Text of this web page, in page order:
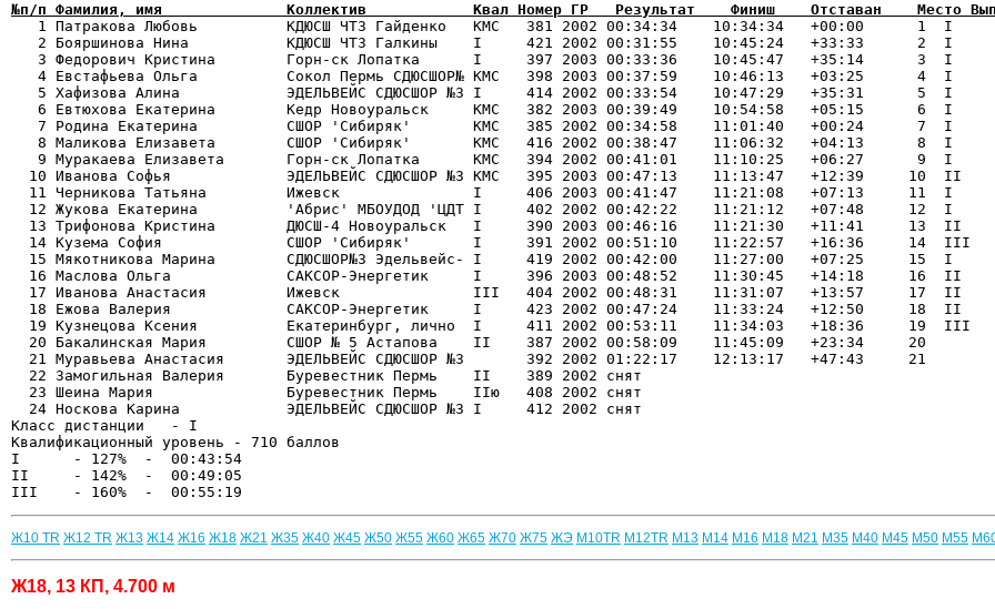
№п/п Фамилия, имя              Коллектив            Квал Номер ГР   Результат    Финиш    Отставан    Место
1 Патракова Любовь          КДЮСШ ЧТЗ Гайденко   КМС   381 2002 00:34:34    10:34:34   +00:00      1  I
   2 Бояршинова Нина           КДЮСШ ЧТЗ Галкины    I     421 2002 00:31:55    10:45:24   +33:33      2  I
   3 Федорович Кристина        Горн-ск Лопатка      I     397 2003 00:33:36    10:45:47   +35:14      3  I
   4 Евстафьева Ольга          Сокол Пермь СДЮСШОР№ КМС   398 2003 00:37:59    10:46:13   +03:25      4  I
   5 Хафизова Алина            ЭДЕЛЬВЕЙС СДЮСШОР №3 I     414 2002 00:33:54    10:47:29   +35:31      5  I
   6 Евтюхова Екатерина        Кедр Новоуральск     КМС   382 2003 00:39:49    10:54:58   +05:15      6  I
   7 Родина Екатерина          СШОР 'Сибиряк'       КМС   385 2002 00:34:58    11:01:40   +00:24      7  I
   8 Маликова Елизавета        СШОР 'Сибиряк'       КМС   416 2002 00:38:47    11:06:32   +04:13      8  I
   9 Муракаева Елизавета       Горн-ск Лопатка      КМС   394 2002 00:41:01    11:10:25   +06:27      9  I
  10 Иванова Софья             ЭДЕЛЬВЕЙС СДЮСШОР №3 КМС   395 2003 00:47:13    11:13:47   +12:39     10  II
  11 Черникова Татьяна         Ижевск               I     406 2003 00:41:47    11:21:08   +07:13     11  I
  12 Жукова Екатерина          'Абрис' МБОУДОД 'ЦДТ I     402 2002 00:42:22    11:21:12   +07:48     12  I
  13 Трифонова Кристина        ДЮСШ-4 Новоуральск   I     390 2003 00:46:16    11:21:30   +11:41     13  II
  14 Кузема София              СШОР 'Сибиряк'       I     391 2002 00:51:10    11:22:57   +16:36     14  III
  15 Мякотникова Марина        СДЮСШОР№3 Эдельвейс- I     419 2002 00:42:00    11:27:00   +07:25     15  I
  16 Маслова Ольга             САКСОР-Энергетик     I     396 2003 00:48:52    11:30:45   +14:18     16  II
  17 Иванова Анастасия         Ижевск               III   404 2002 00:48:31    11:31:07   +13:57     17  II
  18 Ежова Валерия             САКСОР-Энергетик     I     423 2002 00:47:24    11:33:24   +12:50     18  II
  19 Кузнецова Ксения          Екатеринбург, лично  I     411 2002 00:53:11    11:34:03   +18:36     19  III
  20 Бакалинская Мария         СШОР № 5 Астапова    II    387 2002 00:58:09    11:45:09   +23:34     20
  21 Муравьева Анастасия       ЭДЕЛЬВЕЙС СДЮСШОР №3       392 2002 01:22:17    12:13:17   +47:43     21
  22 Замогильная Валерия       Буревестник Пермь    II    389 2002 снят
  23 Шеина Мария               Буревестник Пермь    IIю   408 2002 снят
  24 Носкова Карина            ЭДЕЛЬВЕЙС СДЮСШОР №3 I     412 2002 снят
Класс дистанции   - I
Квалификационный уровень - 710 баллов
I      - 127%  -  00:43:54
II     - 142%  -  00:49:05
Ж10 TR Ж12 TR Ж13 Ж14 Ж16 Ж18 Ж21 Ж35 Ж40 Ж45 Ж50 Ж55 Ж60 Ж65 Ж70 Ж75 ЖЭ М10TR М12TR М13 М14 М16 М18 М21 М35 М40 М45 М50 М55
Ж18, 13 КП, 4.700 м